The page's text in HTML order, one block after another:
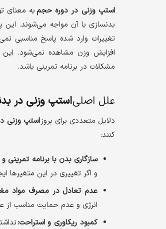
استپ وزنی در دوره حجمبه معنای
بدنسازی با آن مواجه می‌شوند. این
تغییرات وارد شده پاسخ مناسبی
افزایش وزن مشاهده نمی‌شود. این
مشکلات در برنامه تمرینی باشد.
علل اصلیاستپ وزنی در
دلایل متعددی برای بروزاستپ وزنی
کنند:
سازگاری بدن با برنامه تمرینی
و اگر تغییری در این
عدم تعادل در مصرف مواد
انرژی و عدم حمایت مناسب از
کمبود ریکاوری و استراحت: